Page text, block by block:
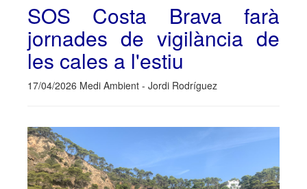
SOS Costa Brava farà
jornades de vigilància de
les cales a l'estiu
17/04/2026 Medi Ambient - Jordi Rodríguez